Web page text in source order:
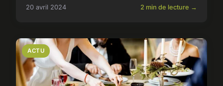
20 avril 2024 2 min de lecture →
ACTU